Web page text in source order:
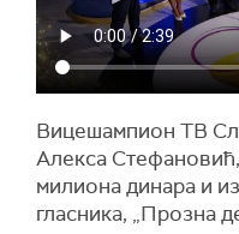
Вицешампион ТВ
Алекса
милиона динара и
гласника, „Прозна